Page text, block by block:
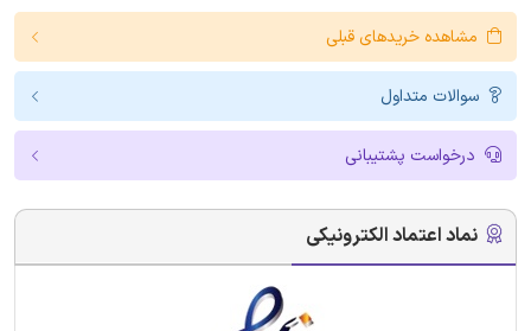
مشاهده خریدهای قبلی
سوالات متداول
درخواست پشتیبانی
نماد اعتماد الکترونیکی